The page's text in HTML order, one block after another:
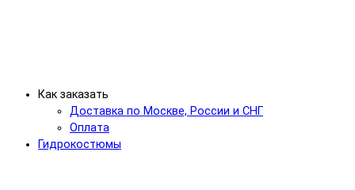
Как заказать
Доставка по Москве, России и СНГ
Оплата
Гидрокостюмы